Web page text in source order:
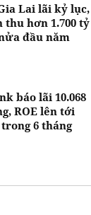
Lai lãi kỷ lục,
thu hơn 1.700 tỷ
đầu năm
báo lãi 10.068
ROE lên tới
trong 6 tháng